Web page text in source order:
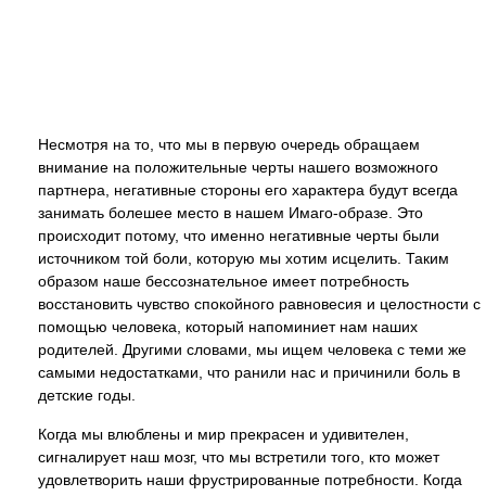
Несмотря на то, что мы в первую очередь обращаем
внимание на положительные черты нашего возможного
партнера, негативные стороны его характера будут всегда
занимать болешее место в нашем Имаго-образе. Это
происходит потому, что именно негативные черты были
источником той боли, которую мы хотим исцелить. Таким
образом наше бессознательное имеет потребность
восстановить чувство спокойного равновесия и целостности с
помощью человека, который напоминиет нам наших
родителей. Другими словами, мы ищем человека с теми же
самыми недостатками, что ранили нас и причинили боль в
детские годы.
Когда мы влюблены и мир прекрасен и удивителен,
сигналирует наш мозг, что мы встретили того, кто может
удовлетворить наши фрустрированные потребности. Когда